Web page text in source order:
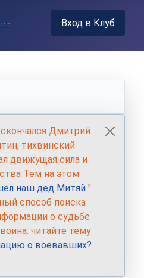
Вход в Клуб
Дмитрий
тихвинский
движущая сила и
Тем на этом
наш дед Митяй "
способ поиска
о судьбе
читайте тему
о воевавших?